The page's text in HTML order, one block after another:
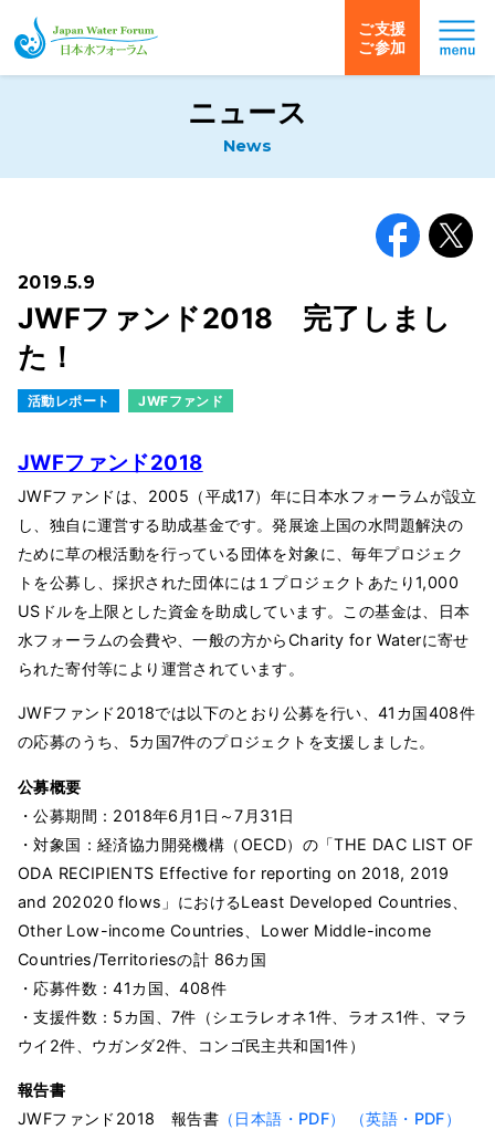
日本水フォーラム
ご支援
ご参加
ニュース
News
2019.5.9
JWFファンド2018 完了しまし
た！
活動レポート JWFファンド
JWFファンド2018
JWFファンドは、2005（平成17）年に日本水フォーラムが設立
し、独自に運営する助成基金です。発展途上国の水問題解決の
ために草の根活動を行っている団体を対象に、毎年プロジェク
トを公募し、採択された団体には１プロジェクトあたり1,000
USドルを上限とした資金を助成しています。この基金は、日本
水フォーラムの会費や、一般の方からCharity for Waterに寄せ
られた寄付等により運営されています。
JWFファンド2018では以下のとおり公募を行い、41カ国408件
の応募のうち、5カ国7件のプロジェクトを支援しました。
公募概要
・公募期間：2018年6月1日～7月31日
・対象国：経済協力開発機構（OECD）の「THE DAC LIST OF
ODA RECIPIENTS Effective for reporting on 2018, 2019
and 202020 flows」におけるLeast Developed Countries、
Other Low-income Countries、Lower Middle-income
Countries/Territoriesの計 86カ国
・応募件数：41カ国、408件
・支援件数：5カ国、7件（シエラレオネ1件、ラオス1件、マラ
ウイ2件、ウガンダ2件、コンゴ民主共和国1件）
報告書
JWFファンド2018 報告書 （日本語・PDF） （英語・PDF）